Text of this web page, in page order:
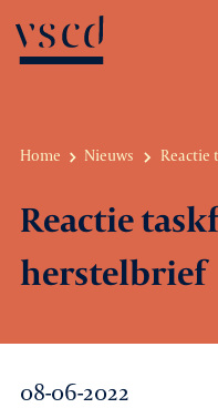
Home Nieuws Reactie
Reactie
herstelbrief
08-06-2022